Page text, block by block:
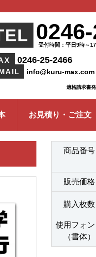
受付時間：平日9時～
0246-25-2466
info@kuru-max.com
適格請求書
お見積り・ご注文
商品番号
販売価格
購入枚数
使用フォン
（書体）